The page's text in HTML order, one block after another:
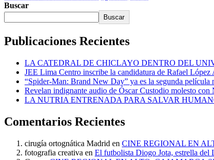
Buscar
Buscar
Publicaciones Recientes
LA CATEDRAL DE CHICLAYO DENTRO DEL
JEE Lima Centro inscribe la candidatura de Rafael
“Spider-Man: Brand New Day” ya es la segunda película
Revelan indignante audio de Óscar Custodio molesto
LA NUTRIA ENTRENADA PARA SALVAR
Comentarios Recientes
cirugía ortognática Madrid en CINE REGIONAL EN
fotografia creativa en El futbolista Diogo Jota, estrella del